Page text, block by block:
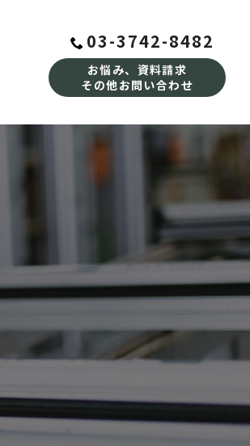
03-3742-8482
お悩み、資料請求
その他お問い合わせ